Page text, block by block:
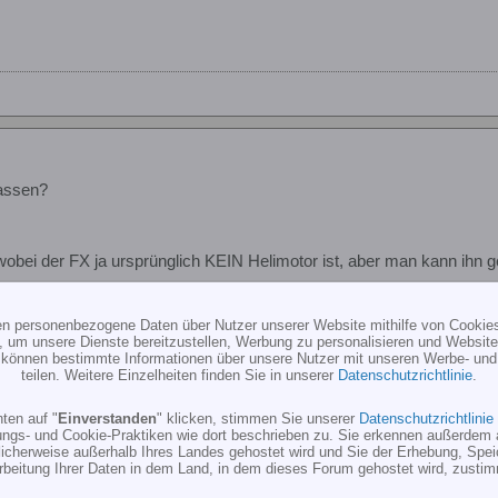
der FX ja ursprünglich KEIN Helimotor ist, aber man kann ihn
ziemlich fett einzustellen (1/2 Umdrehung weiter auf, als der
(da röhrt der Motor wie ein Viertakter - hatte ich heute sogar
Beiträge hier im Forum festgestellten, brauchen bis zu 20l
anfangen, etwas magerer zu stellen und dann auch richtig damit
Du ja die Curtismethode verwenden, die, laut Ron Lund [a
faqs.htm\"]http://www.ronlund.com/faqs.htm[/a] (Beitrag: \"
in my new engine?\") bis zu 30% mehr Leistung bringt.
91er FX im 3DNT hat mehr Power nach ca. 4l, als ich mir jeh
personenbezogene Daten über Nutzer unserer Website mithilfe von
um unsere Dienste bereitzustellen, Werbung zu personalisieren und
bestimmte Informationen über unsere Nutzer mit unseren Werbe-
teilen. Weitere Einzelheiten finden Sie in unserer Datenschutzrichtlinie
auf "Einverstanden" klicken, stimmen Sie unserer Datenschutzrichtlinie
und Cookie-Praktiken wie dort beschrieben zu. Sie erkennen außerdem
außerhalb Ihres Landes gehostet wird und Sie der Erhebung,
Ihrer Daten in dem Land, in dem dieses Forum gehostet wird,